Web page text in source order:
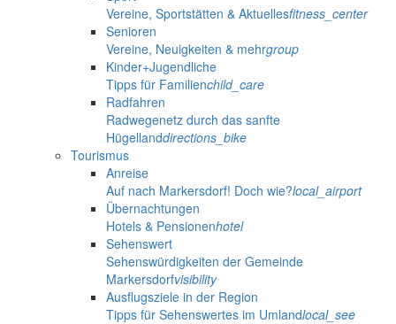
Vereine, Sportstätten & Aktuellesfitness_center
Senioren
Vereine, Neuigkeiten & mehrgroup
Kinder+Jugendliche
Tipps für Familienchild_care
Radfahren
Radwegenetz durch das sanfte
Hügellanddirections_bike
Tourismus
Anreise
Auf nach Markersdorf! Doch wie?local_airport
Übernachtungen
Hotels & Pensionenhotel
Sehenswert
Sehenswürdigkeiten der Gemeinde
Markersdorfvisibility
Ausflugsziele in der Region
Tipps für Sehenswertes im Umlandlocal_see